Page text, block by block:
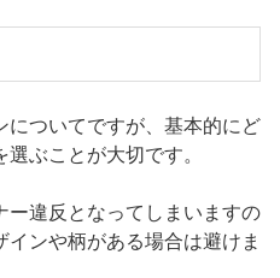
ついてですが、基本的にど
ぶことが大切です。
違反となってしまいますの
ンや柄がある場合は避けま